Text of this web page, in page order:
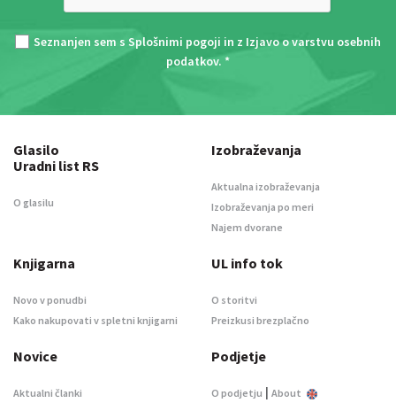
Seznanjen sem s Splošnimi pogoji in z Izjavo o varstvu osebnih
podatkov. *
Glasilo
Uradni list RS
O glasilu
Izobraževanja
Aktualna izobraževanja
Izobraževanja po meri
Najem dvorane
Knjigarna
Novo v ponudbi
Kako nakupovati v spletni knjigarni
UL info tok
O storitvi
Preizkusi brezplačno
Novice
Aktualni članki
Podjetje
O podjetju | About